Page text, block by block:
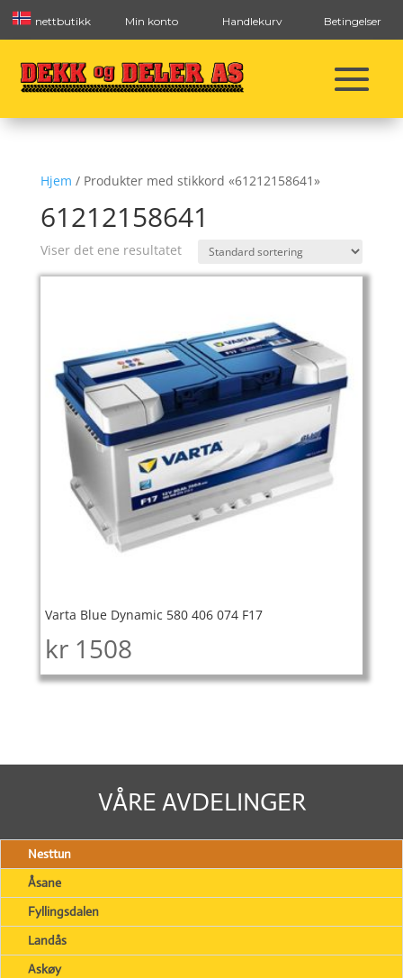
nettbutikk Min konto Handlekurv Betingelser
Hjem / Produkter med stikkord «61212158641»
61212158641
Viser det ene resultatet
Varta Blue Dynamic 580 406 074 F17
kr 1508
VÅRE AVDELINGER
Nesttun
Åsane
Fyllingsdalen
Landås
Askøy